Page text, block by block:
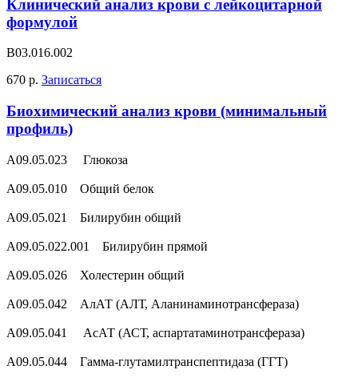
Клинический анализ крови с лейкоцитарной
формулой
В03.016.002
670 р. Записаться
Биохимический анализ крови (минимальный
профиль)
A09.05.023 Глюкоза
A09.05.010 Общий белок
A09.05.021 Билирубин общий
A09.05.022.001 Билирубин прямой
A09.05.026 Холестерин общий
A09.05.042 АлАТ (АЛТ, Аланинаминотрансфераза)
A09.05.041 АсАТ (АСТ, аспартатаминотрансфераза)
A09.05.044 Гамма-глутамилтранспептидаза (ГГТ)